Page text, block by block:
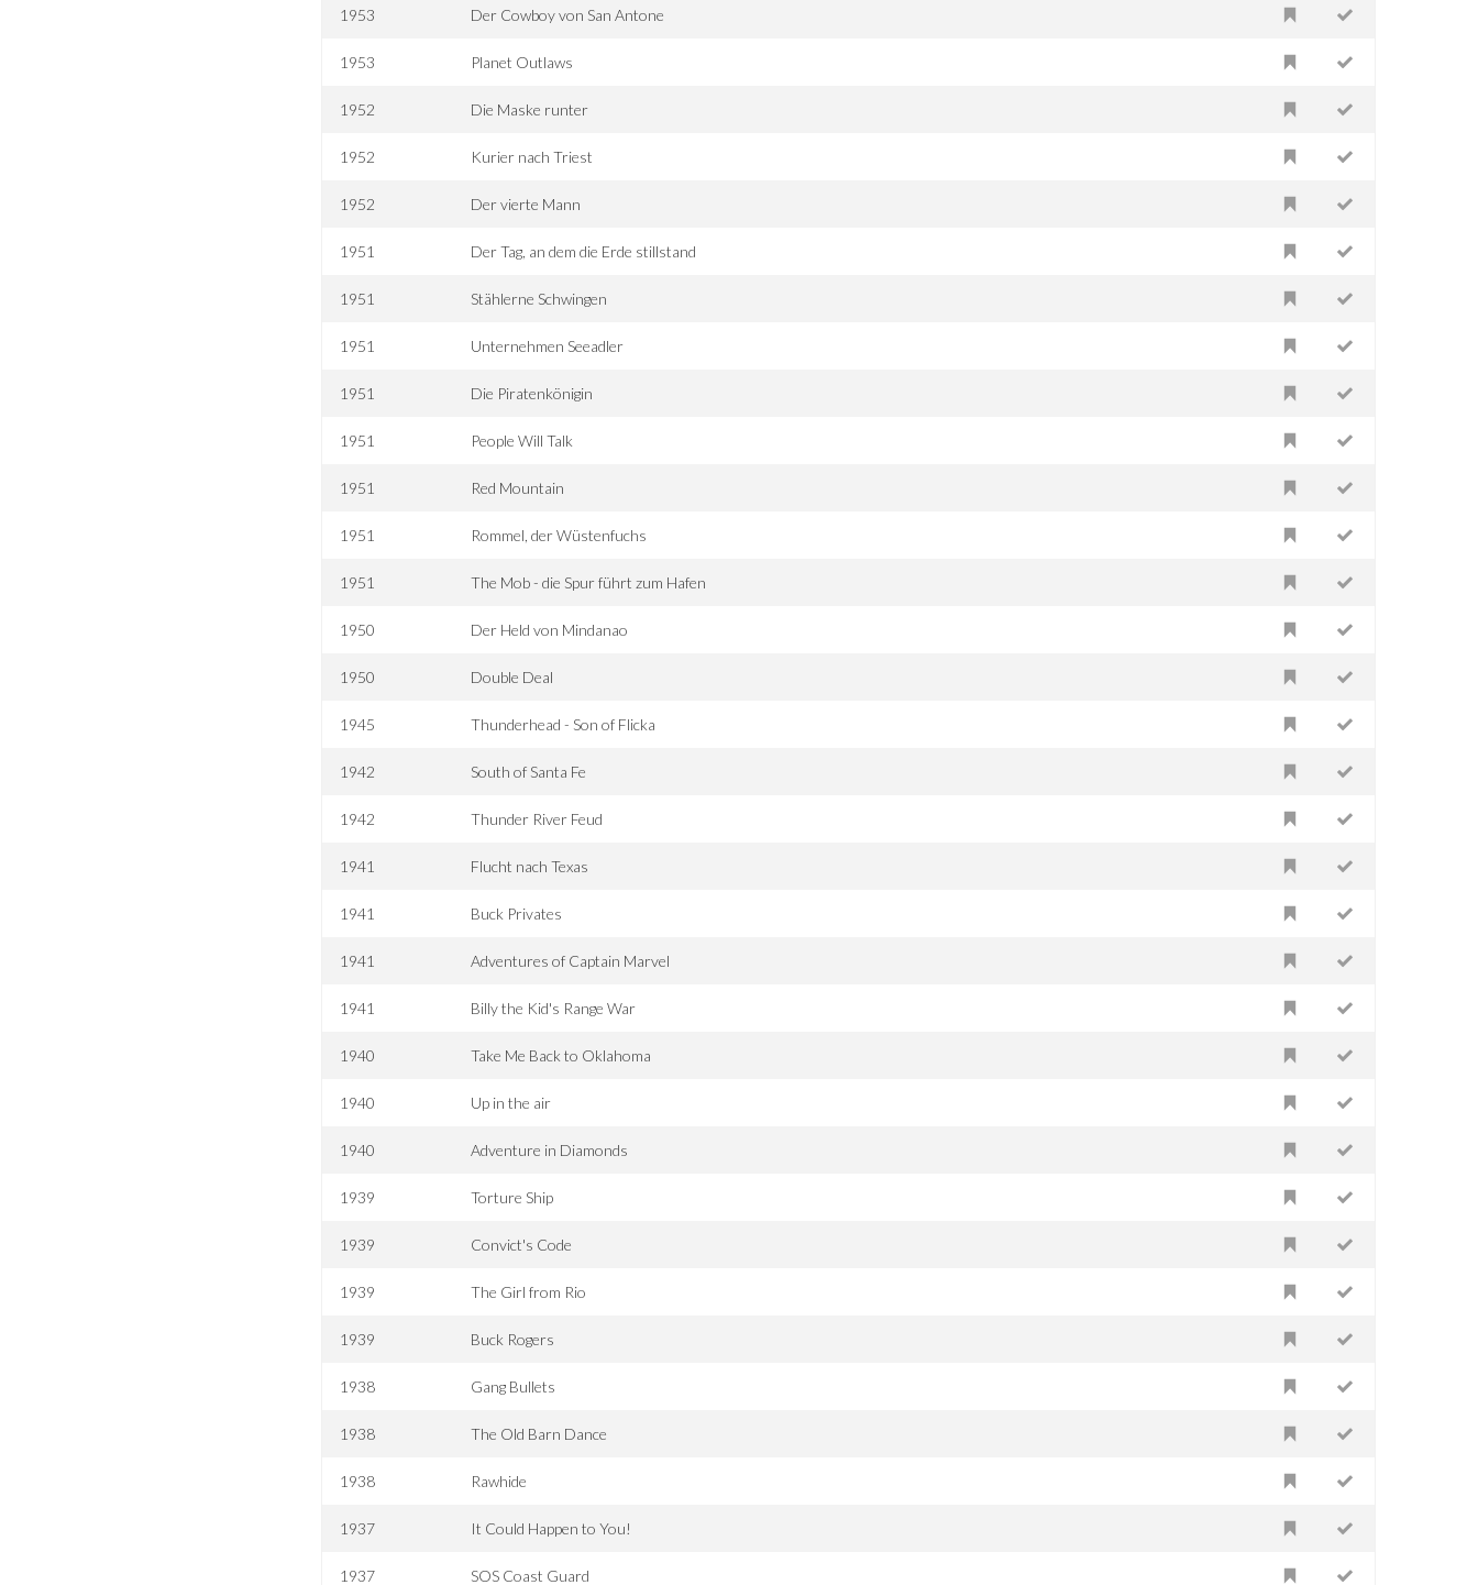
1953 Der Cowboy von San Antone
1953 Planet Outlaws
1952 Die Maske runter
1952 Kurier nach Triest
1952 Der vierte Mann
1951 Der Tag, an dem die Erde stillstand
1951 Stählerne Schwingen
1951 Unternehmen Seeadler
1951 Die Piratenkönigin
1951 People Will Talk
1951 Red Mountain
1951 Rommel, der Wüstenfuchs
1951 The Mob - die Spur führt zum Hafen
1950 Der Held von Mindanao
1950 Double Deal
1945 Thunderhead - Son of Flicka
1942 South of Santa Fe
1942 Thunder River Feud
1941 Flucht nach Texas
1941 Buck Privates
1941 Adventures of Captain Marvel
1941 Billy the Kid's Range War
1940 Take Me Back to Oklahoma
1940 Up in the air
1940 Adventure in Diamonds
1939 Torture Ship
1939 Convict's Code
1939 The Girl from Rio
1939 Buck Rogers
1938 Gang Bullets
1938 The Old Barn Dance
1938 Rawhide
1937 It Could Happen to You!
1937 SOS Coast Guard